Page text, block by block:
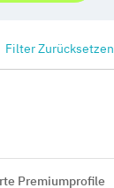
Filter Zurücksetzen
Premiumprofile